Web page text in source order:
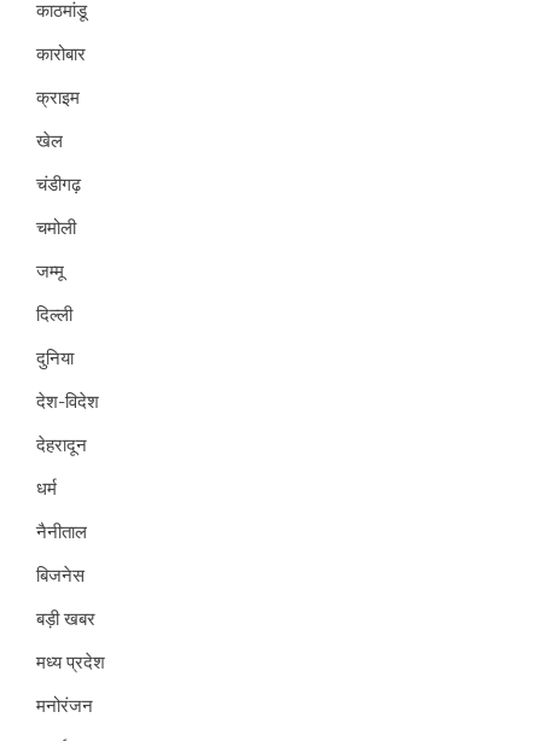
काठमांडू
कारोबार
क्राइम
खेल
चंडीगढ़
चमोली
जम्मू
दिल्ली
दुनिया
देश-विदेश
देहरादून
धर्म
नैनीताल
बिजनेस
बड़ी खबर
मध्य प्रदेश
मनोरंजन